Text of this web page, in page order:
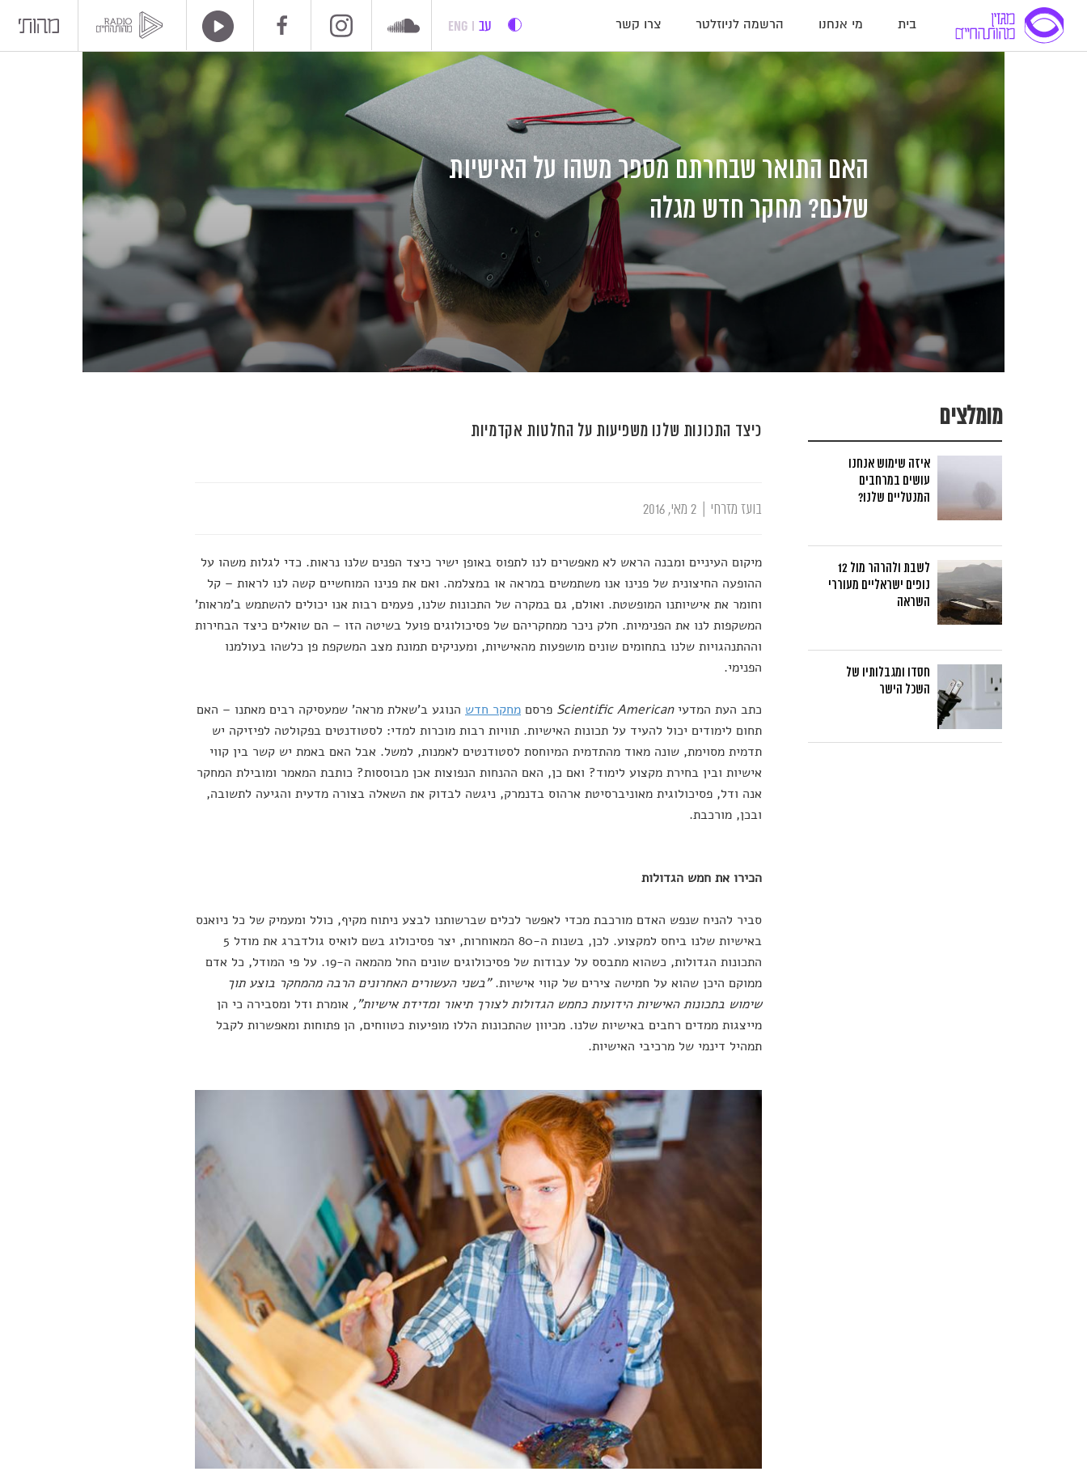
בית מי אנחנו הרשמה לניוזלטר צרו קשר עב ENG
האם התואר שבחרתם מספר משהו על האישיות
שלכם? מחקר חדש מגלה
כיצד התכונות שלנו משפיעות על החלטות אקדמיות
בועז מזרחי
מיקום העיניים ומבנה הראש לא מאפשרים לנו לתפוס באופן ישיר כיצד הפנים שלנו נראות. כדי לגלות משהו על
ההופעה החיצונית של פנינו אנו משתמשים במראה או במצלמה. ואם את פנינו המוחשיים קשה לנו לראות – קל
וחומר את אישיותנו המופשטת. ואולם, גם במקרה של התכונות שלנו, פעמים רבות אנו יכולים להשתמש ב'מראות'
המשקפות לנו את הפנימיות. חלק ניכר ממחקריהם של פסיכולוגים פועל בשיטה הזו – הם שואלים כיצד הבחירות
וההתנהגויות שלנו בתחומים שונים מושפעות מהאישיות, ומעניקים תמונת מצב המשקפת פן כלשהו בעולמנו
הפנימי.
כתב העת המדעיScientific American פרסם מחקר חדש הנוגע ב'שאלת מראה' שמעסיקה רבים מאתנו – האם
תחום לימודים יכול להעיד על תכונות האישיות. תוויות רבות מוכרות למדי: לסטודנטים בפקולטה לפיזיקה יש
תדמית מסוימת, שונה מאוד מהתדמית המיוחסת לסטודנטים לאמנות, למשל. אבל האם באמת יש קשר בין קווי
אישיות ובין בחירת מקצוע לימוד? ואם כן, האם ההנחות הנפוצות אכן מבוססות? כותבת המאמר ומובילת המחקר
אנה ודל, פסיכולוגית מאוניברסיטת ארהוס בדנמרק, ניגשה לבדוק את השאלה בצורה מדעית והגיעה לתשובה,
ובכן, מורכבת.
הכירו את חמש הגדולות
סביר להניח שנפש האדם מורכבת מכדי לאפשר לכלים שברשותנו לבצע ניתוח מקיף, כולל ומעמיק של כל ניואנס
באישיות שלנו ביחס למקצוע. לכן, בשנות ה-80 המאוחרות, יצר פסיכולוג בשם לואיס גולדברג את מודל 5
התכונות הגדולות, כשהוא מתבסס על עבודות של פסיכולוגים שונים החל מהמאה ה-19. על פי המודל, כל אדם
ממוקם היכן שהוא על חמישה צירים של קווי אישיות."בשני העשורים האחרונים הרבה מהמחקר בוצע תוך
שימוש בתכונות האישיות הידועות כחמש הגדולות לצורך תיאור ומדידת אישיות", אומרת ודל ומסבירה כי הן
מייצגות ממדים רחבים באישיות שלנו. מכיוון שהתכונות הללו מופיעות כטווחים, הן פתוחות ומאפשרות לקבל
תמהיל דינמי של מרכיבי האישיות.
מומלצים
איזה שימוש אנחנו
עושים במרחבים
המנטליים שלנו?
לשבת ולהרהר מול 12
נופים ישראליים מעוררי
השראה
חסדו ומגבלותיו של
השכל הישר